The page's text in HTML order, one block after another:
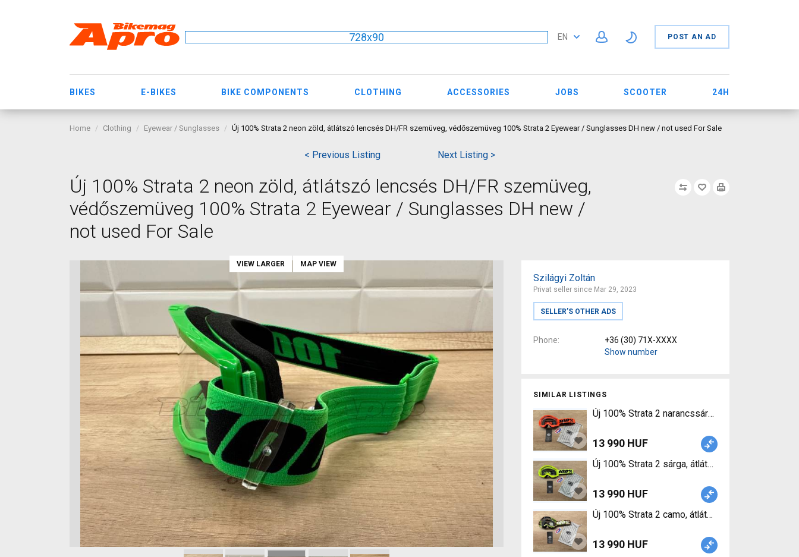
728x90 EN POST AN AD
BIKES E-BIKES BIKE COMPONENTS CLOTHING ACCESSORIES JOBS SCOOTER 24H
Home Clothing Eyewear / Sunglasses Új 100% Strata 2 neon zöld, átlátszó lencsés DH/FR szemüveg, védőszemüveg 100% Strata 2 Eyewear / Sunglasses DH new / not used For Sale
< Previous Listing Next Listing >
Új 100% Strata 2 neon zöld, átlátszó lencsés DH/FR szemüveg,
védőszemüveg 100% Strata 2 Eyewear / Sunglasses DH new /
not used For Sale
Szilágyi Zoltán
Privat seller since Mar 29, 2023
SELLER’S OTHER ADS
Phone
+36 (30) 71X-XXXX
Show number
SIMILAR LISTINGS
13 990 HUF
13 990 HUF
13 990 HUF
VIEW LARGER MAP VIEW